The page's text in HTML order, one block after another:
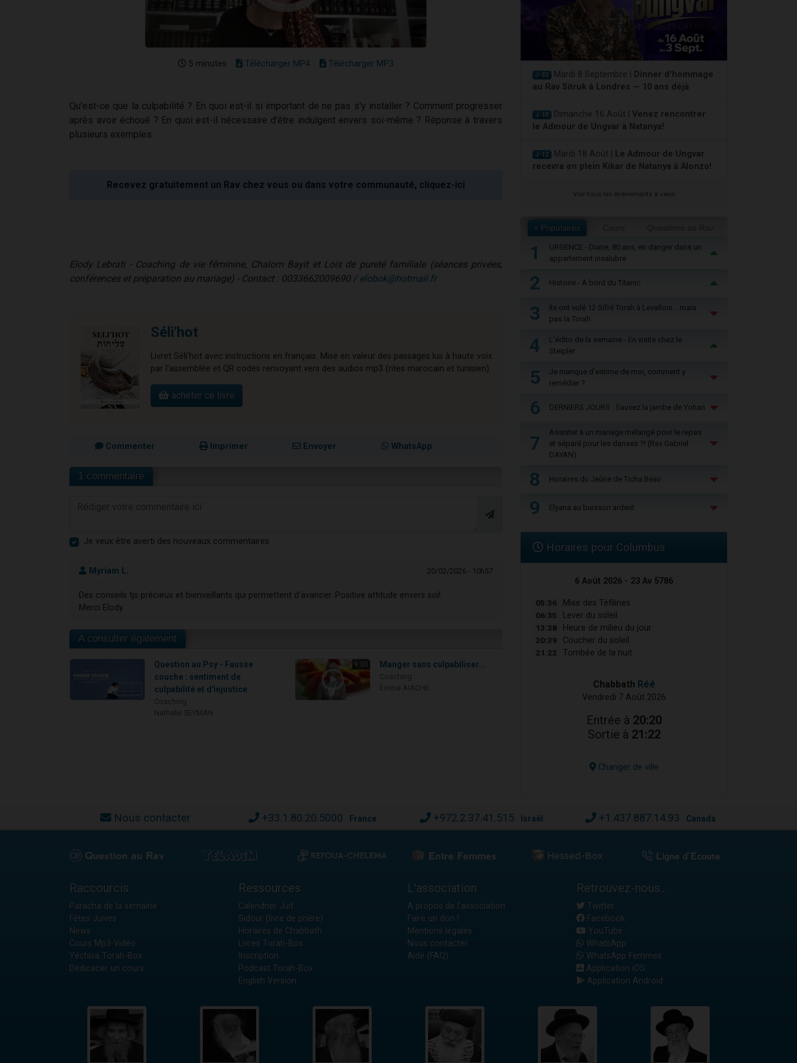
5 minutes Télécharger MP4 Télécharger MP3
Qu'est-ce que la culpabilité ? En quoi est-il si important de ne pas s'y installer ? Comment progresser
après avoir échoué ? En quoi est-il nécessaire d'être indulgent envers soi-même ? Réponse à travers
plusieurs exemples.
Recevez gratuitement un Rav chez vous ou dans votre communauté, cliquez-ici
Elody Lebrati - Coaching de vie féminine, Chalom Bayit et Lois de pureté familiale (séances privées,
conférences et préparation au mariage) - Contact : 0033662009690 / elobok@hotmail.fr
Séli'hot
Livret Séli'hot avec instructions en français. Mise en valeur des passages lus à haute voix
par l'assemblée et QR codes renvoyant vers des audios mp3 (rites marocain et tunisien).
acheter ce livre
Commenter Imprimer Envoyer WhatsApp
1 commentaire
Je veux être averti des nouveaux commentaires
Myriam L. 20/02/2026 - 10h57
Des conseils tjs précieux et bienveillants qui permettent d'avancer. Positive attitude envers soi!
Merci Elody
A consulter également
Question au Psy - Fausse
couche : sentiment de
culpabilité et d'injustice
9:30 Manger sans culpabiliser...
J-33 Mardi 8 Septembre |
Dinner d'hommage
au Rav Sitruk à Londres — 10 ans déjà
J-10 Dimanche 16 Août | Venez rencontrer
le Admour de Ungvar à Natanya!
J-12 Mardi 18 Août |
Le Admour de Ungvar
recevra en plein Kikar de Natanya à Alonzo!
Voir tous les événements à venir
+ Populaires
1
URGENCE - Diane, 80 ans, en danger dans un
appartement insalubre
2 Histoire - À bord du Titanic
3
Ils ont volé 12 Sifré Torah à Levallois… mais
pas la Torah
4
L'édito de la semaine - En visite chez le
Steipler
5
Je manque d'estime de moi, comment y
remédier ?
6 DERNIERS JOURS : Sauvez la jambe de Yohan
7
Assister à un mariage mélangé pour le repas
et séparé pour les danses ?! (Rav Gabriel
DAYAN)
8 Horaires du Jeûne de Ticha Béav
9 Elyana au buisson ardent
Horaires pour Columbus
6 Août 2026 - 23 Av 5786
05:36 Mise des Téfilines
06:35 Lever du soleil
13:38 Heure de milieu du jour
20:39 Coucher du soleil
21:22 Tombée de la nuit
Chabbath Réé
Vendredi 7 Août 2026
Entrée à 20:20
Sortie à 21:22
Changer de ville
Nous contacter +33.1.80.20.5000 France +972.2.37.41.515 Israël +1.437.887.14.93 Canada
Raccourcis
Paracha de la semaine
Fêtes Juives
News
Cours Mp3-Vidéo
Yéchiva Torah-Box
Dédicacer un cours
Ressources
Calendrier Juif
Sidour (livre de prière)
Horaires de Chabbath
Livres Torah-Box
Inscription
Podcast Torah-Box
English Version
L'association
A propos de l'association
Faire un don !
Mentions légales
Nous contacter
Aide (FAQ)
Retrouvez-nous...
Twitter
Facebook
YouTube
WhatsApp
WhatsApp Femmes
Application iOS
Application Android